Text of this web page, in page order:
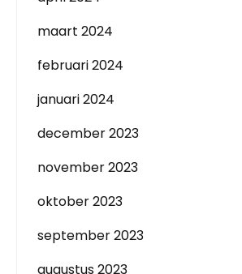
maart 2024
februari 2024
januari 2024
december 2023
november 2023
oktober 2023
september 2023
augustus 2023